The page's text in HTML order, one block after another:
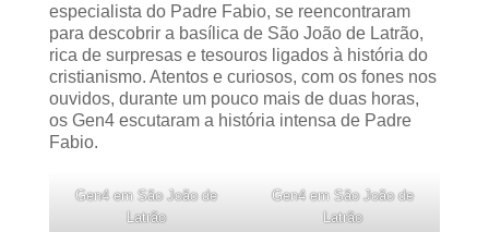
especialista do Padre Fabio, se reencontraram
para descobrir a basílica de São João de Latrão,
rica de surpresas e tesouros ligados à história do
cristianismo. Atentos e curiosos, com os fones nos
ouvidos, durante um pouco mais de duas horas,
os Gen4 escutaram a história intensa de Padre
Fabio.
Gen4 em São João de
Latrão
Gen4 em São João de
Latrão